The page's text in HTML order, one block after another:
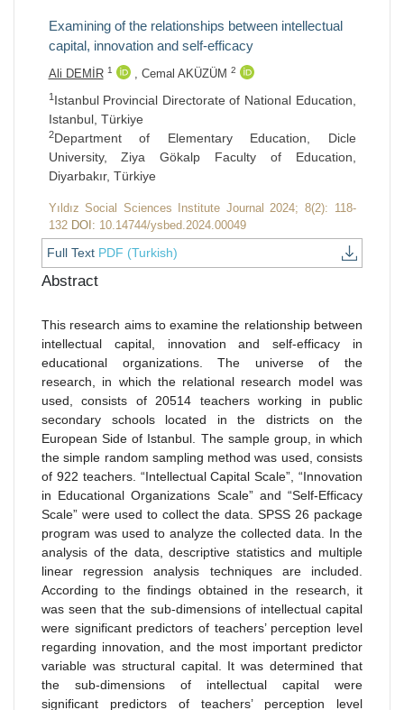
Examining of the relationships between intellectual
capital, innovation and self-efficacy
Ali DEMİR 1 , Cemal AKÜZÜM 2
1Istanbul Provincial Directorate of National Education,
Istanbul, Türkiye
2Department of Elementary Education, Dicle
University, Ziya Gökalp Faculty of Education,
Diyarbakır, Türkiye
Yıldız Social Sciences Institute Journal 2024; 8(2): 118-
132 DOI: 10.14744/ysbed.2024.00049
Full Text PDF (Turkish)
Abstract
This research aims to examine the relationship between
intellectual capital, innovation and self-efficacy in
educational organizations. The universe of the
research, in which the relational research model was
used, consists of 20514 teachers working in public
secondary schools located in the districts on the
European Side of Istanbul. The sample group, in which
the simple random sampling method was used, consists
of 922 teachers. “Intellectual Capital Scale”, “Innovation
in Educational Organizations Scale” and “Self-Efficacy
Scale” were used to collect the data. SPSS 26 package
program was used to analyze the collected data. In the
analysis of the data, descriptive statistics and multiple
linear regression analysis techniques are included.
According to the findings obtained in the research, it
was seen that the sub-dimensions of intellectual capital
were significant predictors of teachers’ perception level
regarding innovation, and the most important predictor
variable was structural capital. It was determined that
the sub-dimensions of intellectual capital were
significant predictors of teachers’ perception level